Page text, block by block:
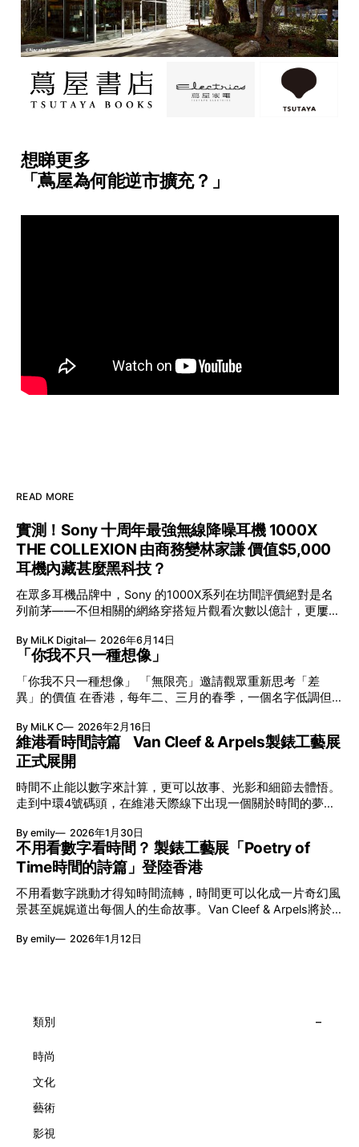
想睇更多
「蔦屋為何能逆市擴充？」
READ MORE
實測！Sony 十周年最強無線降噪耳機 1000X
THE COLLEXION 由商務變林家謙 價值$5,000
耳機內藏甚麼黑科技？
在眾多耳機品牌中，Sony 的1000X系列在坊間評價絕對是名
列前茅——不但相關的網絡穿搭短片觀看次數以億計，更屢獲
VGP 金獎，也是 Amazon 折扣日的大熱推介。
By MiLK Digital 2026年6月14日
「你我不只一種想像」
「你我不只一種想像」 「無限亮」邀請觀眾重新思考「差
異」的價值 在香港，每年二、三月的春季，一個名字低調但
節與香港賽馬會慈善信託基金聯合呈獻，以共融藝術為核心，
八年來不只是帶來無數來自世界各地的優秀節目，更致力於在
本地建立屬於香港的共融創作生態。今年更首度與本地兩大旗
艦藝團強強聯手打造兩部深具意義的作品《遊延》及《弦上光
影》，展開一場前所未有的藝術對話，擦下多元藝術下的流動
能量，全面開展一場無界限嘅藝術旅程。 第八屆「無限亮」
以「你我不只一種想像」為題，從共融角度重新思索「差異」
的價值。不同能力人士是社會多樣性的一部分。每人皆擁有
「不同」能力與特質，當我們一齊生活、一齊創作、互相啟
發，偏見與界線，也自然被藝術溶化。 「無限亮」2026精彩
節目包括: 2月27日至3月1日：帕拉管弦樂團《無邊狂想曲》/
音樂‧舞蹈 (開幕節目) 2月28日至3月1日：
By MiLK C 2026年2月16日
維港看時間詩篇 Van Cleef & Arpels製錶工藝展
正式展開
時間不止能以數字來計算，更可以故事、光影和細節去體悟。
走到中環4號碼頭，在維港天際線下出現一個關於時間的夢幻
覽。由即日至2月8日期間舉行，世家把一貫低調精緻的製錶語
言搬離傳統店舖，放進公共場域，讓時間不只是腕上的個人物
件，而是一場可以與他人一同經歷的詩意旅程。 在碼頭打開
「時間詩集」 走進展場尤如翻開一本時間詩集，藉由不同主
題呈現時間的無限想像。Van Cleef & Arpels的腕錶從來不是
由單純的機械與數字堆砌，更像是腕上的動人故事。 世家以
精湛的製錶技術與敘事美學為核心，讓每一枚腕錶都超越單純
報時的功能，而是把稍縱即逝的瞬間凝結成可以反覆閱讀的畫
子，以及訴說時間的珠寶。每個主題展區都有精美的佈置回應
By emily 2026年1月30日
不用看數字看時間？ 製錶工藝展「Poetry of
Time時間的詩篇」登陸香港
不用看數字跳動才得知時間流轉，時間更可以化成一片奇幻風
景甚至娓娓道出每個人的生命故事。Van Cleef & Arpels將於1
詩篇」展覽，邀請大家走進由愛情故事、詩意星象、迷人自然
大主題展區，彰顯世家的核心價值。2010年，Van Cleef &
級鐘錶大賞（Grand Prix d'Horlogerie de Genève）中獲獎的
擁而吻。雙逆跳機芯精準驅動這場機械浪漫，讓時間不再是抽
象概念，而是心跳的律動。 故事並未完結，2025年推出的
Lady Arpels Bal des Amoureux
By emily 2026年1月12日
類別
時尚
文化
藝術
影視